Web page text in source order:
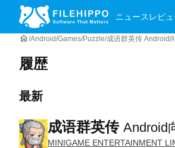
ニュース レビ
Android Games Puzzle 成语群英传 Android
履歴
最新
成语群英传 Android
MINIGAME ENTERTAINMENT